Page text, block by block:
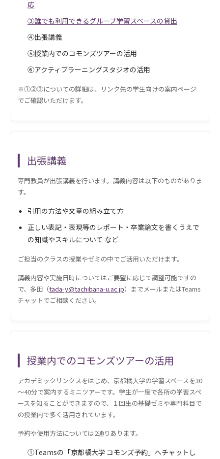
応
③誰でも利用できるグループ学習スペースの貸出
④出張講義
⑤授業内でのコモンズツアーの活用
⑥アクティブラーニングスタジオの活用
※①②③についての詳細は、リンク先の学生向けの案内ページ
でご確認いただけます。
出張講義
専門教員が出張講義を行います。講義内容は以下のものがありま
す。
引用の方法や文章の組み立て方
正しい表記・表現等のレポート・卒業論文を書くうえで
の知識やスキルについて など
ご担当のクラスの授業やゼミの中でご活用いただけます。
講義内容や実施日時についてはご要望に応じて調整可能ですの
で、多田（tada-y@tachibana-u.ac.jp）までメールまたはTeams
チャットでご相談ください。
授業内でのコモンズツアーの活用
アカデミックリンクスをはじめ、京都橘大学の学習スペースを30
～40分で案内するミニツアーです。学生が一度で各所の学習スペ
ースを知ることができますので、１回生の基礎ゼミや専門科目で
の授業内で多く活用されています。
予約や使用方法については2通りあります。
①Teamsの「京都橘大学 コモンズ予約」へチャットし